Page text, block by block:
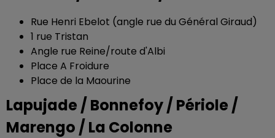
Rue Henri Ebelot (angle rue du Général Giraud)
1 rue Tristan
Angle rue Reine/route d'Albi
Place A Froidure
Place de la Maourine
Lapujade / Bonnefoy / Périole /
Marengo / La Colonne